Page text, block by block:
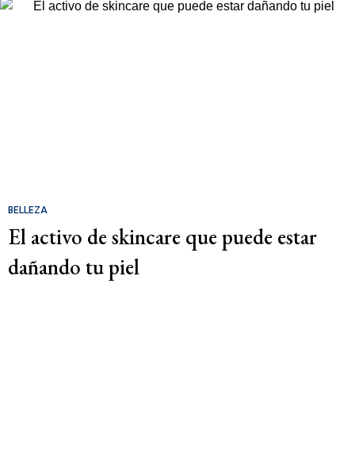
BELLEZA
El activo de skincare que puede estar
dañando tu piel